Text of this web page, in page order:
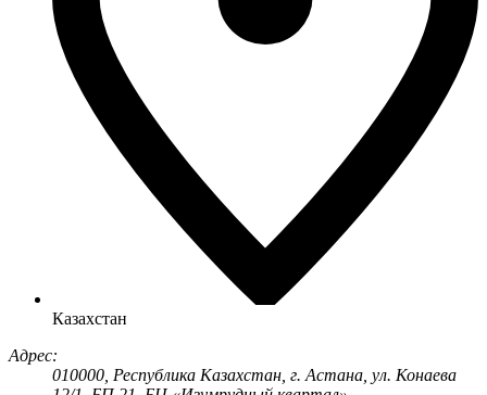
Казахстан
Адрес:
010000, Республика Казахстан, г. Астана, ул. Конаева